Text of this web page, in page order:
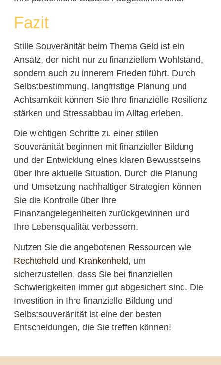
Fazit
Stille Souveränität beim Thema Geld ist ein
Ansatz, der nicht nur zu finanziellem Wohlstand,
sondern auch zu innerem Frieden führt. Durch
Selbstbestimmung, langfristige Planung und
Achtsamkeit können Sie Ihre finanzielle Resilienz
stärken und Stressabbau im Alltag erleben.
Die wichtigen Schritte zu einer stillen
Souveränität beginnen mit finanzieller Bildung
und der Entwicklung eines klaren Bewusstseins
über Ihre aktuelle Situation. Durch die Planung
und Umsetzung nachhaltiger Strategien können
Sie die Kontrolle über Ihre
Finanzangelegenheiten zurückgewinnen und
Ihre Lebensqualität verbessern.
Nutzen Sie die angebotenen Ressourcen wie
Rechteheld und Krankenheld, um
sicherzustellen, dass Sie bei finanziellen
Schwierigkeiten immer gut abgesichert sind. Die
Investition in Ihre finanzielle Bildung und
Selbstsouveränität ist eine der besten
Entscheidungen, die Sie treffen können!